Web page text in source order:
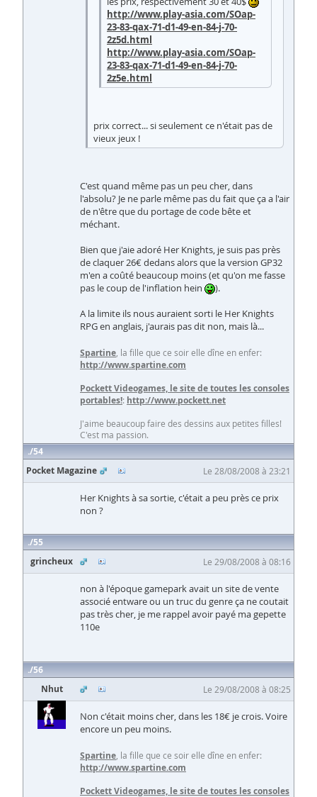
http://www.play-asia.com/SOap-
23-83-qax-71-d1-49-en-84-j-70-
2z5d.html
http://www.play-asia.com/SOap-
23-83-qax-71-d1-49-en-84-j-70-
2z5e.html
prix correct... si seulement ce n'était pas de
vieux jeux !
C'est quand même pas un peu cher, dans
l'absolu? Je ne parle même pas du fait que ça a l'air
de n'être que du portage de code bête et
méchant.
Bien que j'aie adoré Her Knights, je suis pas près
de claquer 26€ dedans alors que la version GP32
m'en a coûté beaucoup moins (et qu'on me fasse
pas le coup de l'inflation hein
).
A la limite ils nous auraient sorti le Her Knights
RPG en anglais, j'aurais pas dit non, mais là...
Spartine , la fille que ce soir elle dîne en enfer:
http://www.spartine.com
Pockett Videogames, le site de toutes les consoles
portables!: http://www.pockett.net
J'aime beaucoup faire des dessins aux petites filles!
C'est ma passion.
54
Pocket Magazine
Le 28/08/2008 à 23:21
Her Knights à sa sortie, c'était a peu près ce prix
non ?
55
grincheux
Le 29/08/2008 à 08:16
non à l'époque gamepark avait un site de vente
associé entware ou un truc du genre ça ne coutait
pas très cher, je me rappel avoir payé ma gepette
110e
56
Nhut
Le 29/08/2008 à 08:25
Non c'était moins cher, dans les 18€ je crois. Voire
encore un peu moins.
Spartine , la fille que ce soir elle dîne en enfer:
http://www.spartine.com
Pockett Videogames, le site de toutes les consoles